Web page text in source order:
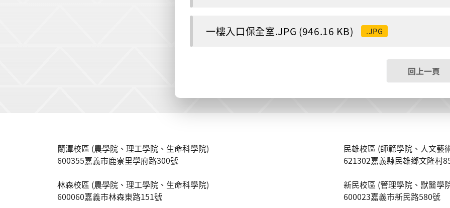
一樓入口保全室.JPG (946.16 KB) .JPG
回上一頁
蘭潭校區 (農學院、理工學院、生命科學院)
600355嘉義市鹿寮里學府路300號
民雄校區 (師範學院、人文藝
621302嘉義縣民雄鄉文隆村
林森校區 (農學院、理工學院、生命科學院)
600060嘉義市林森東路151號
新民校區 (管理學院、獸醫學
600023嘉義市新民路580號